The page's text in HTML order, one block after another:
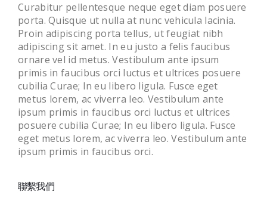
Curabitur pellentesque neque eget diam posuere
porta. Quisque ut nulla at nunc vehicula lacinia.
Proin adipiscing porta tellus, ut feugiat nibh
adipiscing sit amet. In eu justo a felis faucibus
ornare vel id metus. Vestibulum ante ipsum
primis in faucibus orci luctus et ultrices posuere
cubilia Curae; In eu libero ligula. Fusce eget
metus lorem, ac viverra leo. Vestibulum ante
ipsum primis in faucibus orci luctus et ultrices
posuere cubilia Curae; In eu libero ligula. Fusce
eget metus lorem, ac viverra leo. Vestibulum ante
ipsum primis in faucibus orci.
聯繫我們